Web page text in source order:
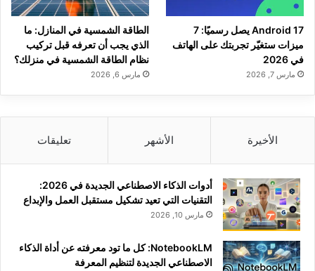
Android 17 يصل رسميًا: 7
ميزات ستغيّر تجربتك على الهاتف
في 2026
مارس 7, 2026
الطاقة الشمسية في المنازل: ما
الذي يجب أن تعرفه قبل تركيب
نظام الطاقة الشمسية في منزلك؟
مارس 6, 2026
الأخيرة الأشهر تعليقات
أدوات الذكاء الاصطناعي الجديدة في 2026:
التقنيات التي تعيد تشكيل مستقبل العمل والإبداع
مارس 10, 2026
NotebookLM: كل ما تود معرفته عن أداة الذكاء
الاصطناعي الجديدة لتنظيم المعرفة